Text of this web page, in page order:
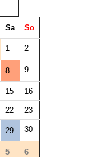
Sa So
1 2
8 9
15 16
22 23
29 30
5 6